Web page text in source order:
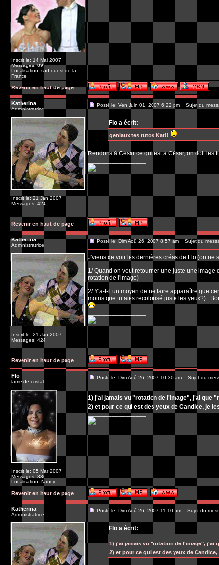
Inscrit le: 14 Mai 2007
Messages: 89
Localisation: sud ouest de la
France
Revenir en haut de page
Katherina
Administratrice
Inscrit le: 21 Jan 2007
Messages: 424
Posté le: Ven Juin 01, 2007 6:22 pm Sujet du
Flo a écrit:
geniaux tes tutos Kat!!
Rendons à César ce qui est à César, on doit les
_________________
Revenir en haut de page
Katherina
Administratrice
Inscrit le: 21 Jan 2007
Messages: 424
Posté le: Dim Aoû 26, 2007 8:57 am Sujet du
J'viens de voir les dernières créas de Flo (on ne
1/ Quand on veut retourner une juste une image
rotation de l'image)
2/ Y'a-t-il un moyen de ne faire apparaître que
moins que tu aies recolorisé juste les
_________________
Revenir en haut de page
Flo
lame de cristal
Inscrit le: 05 Mar 2007
Messages: 336
Localisation: Nancy
Posté le: Dim Aoû 26, 2007 10:30 am Sujet du
1) j'ai jamais vu "rotation de l'image", j'ai que
2) et pour ce qui est des yeux de Candice, je
_________________
Revenir en haut de page
Katherina
Administratrice
Posté le: Dim Aoû 26, 2007 11:10 am Sujet du
Flo a écrit:
1) j'ai jamais vu "rotation de l'image", j'ai
2) et pour ce qui est des yeux de